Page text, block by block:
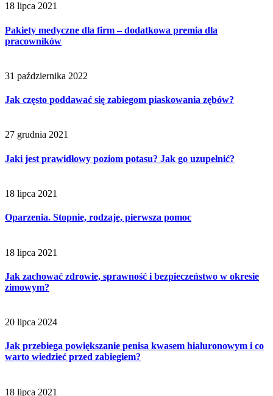
18 lipca 2021
Pakiety medyczne dla firm – dodatkowa premia dla
pracowników
31 października 2022
Jak często poddawać się zabiegom piaskowania zębów?
27 grudnia 2021
Jaki jest prawidłowy poziom potasu? Jak go uzupełnić?
18 lipca 2021
Oparzenia. Stopnie, rodzaje, pierwsza pomoc
18 lipca 2021
Jak zachować zdrowie, sprawność i bezpieczeństwo w okresie
zimowym?
20 lipca 2024
Jak przebiega powiększanie penisa kwasem hialuronowym i co
warto wiedzieć przed zabiegiem?
18 lipca 2021